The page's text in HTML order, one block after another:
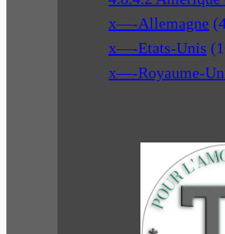
x—-Allemagne
x—-Etats-Unis
x—-Royaume-